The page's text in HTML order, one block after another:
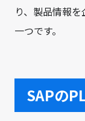
り、製品情報
一つです。
SAPの